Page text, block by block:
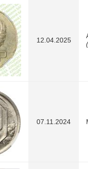
12.04.2025
07.11.2024